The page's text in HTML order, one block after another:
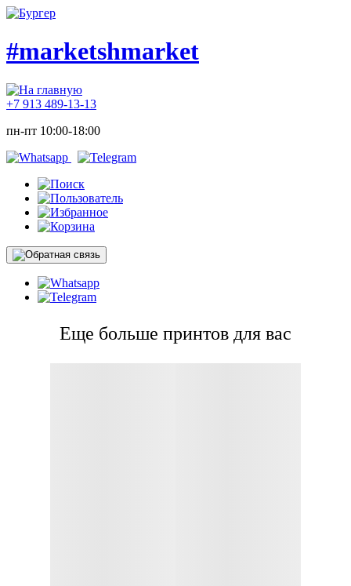
#marketshmarket
+7 913 489-13-13
пн-пт 10:00-18:00
Еще больше принтов для вас